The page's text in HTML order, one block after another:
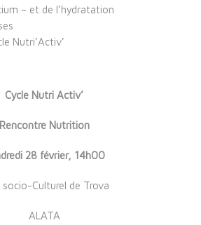
– et de l’hydratation
Nutri’Activ’
Cycle Nutri Activ’
Rencontre Nutrition
28 février, 14h00
socio-Culturel de Trova
ALATA